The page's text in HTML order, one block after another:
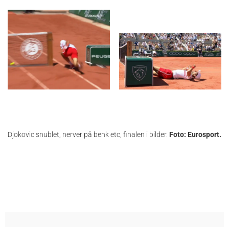
Djokovic snublet, nerver på benk etc, finalen i bilder. Foto: Eurosport.